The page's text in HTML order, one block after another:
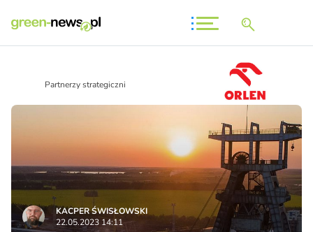
Partnerzy strategiczni
KACPER ŚWISŁO­WSKI
22.05.2023 14:11